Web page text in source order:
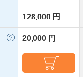
128,000 円
20,000 円